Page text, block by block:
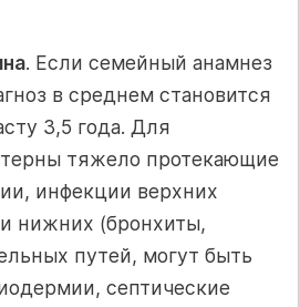
. Если семейный анамнез
в среднем становится
3,5 года. Для
тяжело протекающие
инфекции верхних
нижних (бронхиты,
путей, могут быть
септические